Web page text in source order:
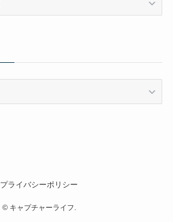
プライバシーポリシー
©キャプチャーライフ.